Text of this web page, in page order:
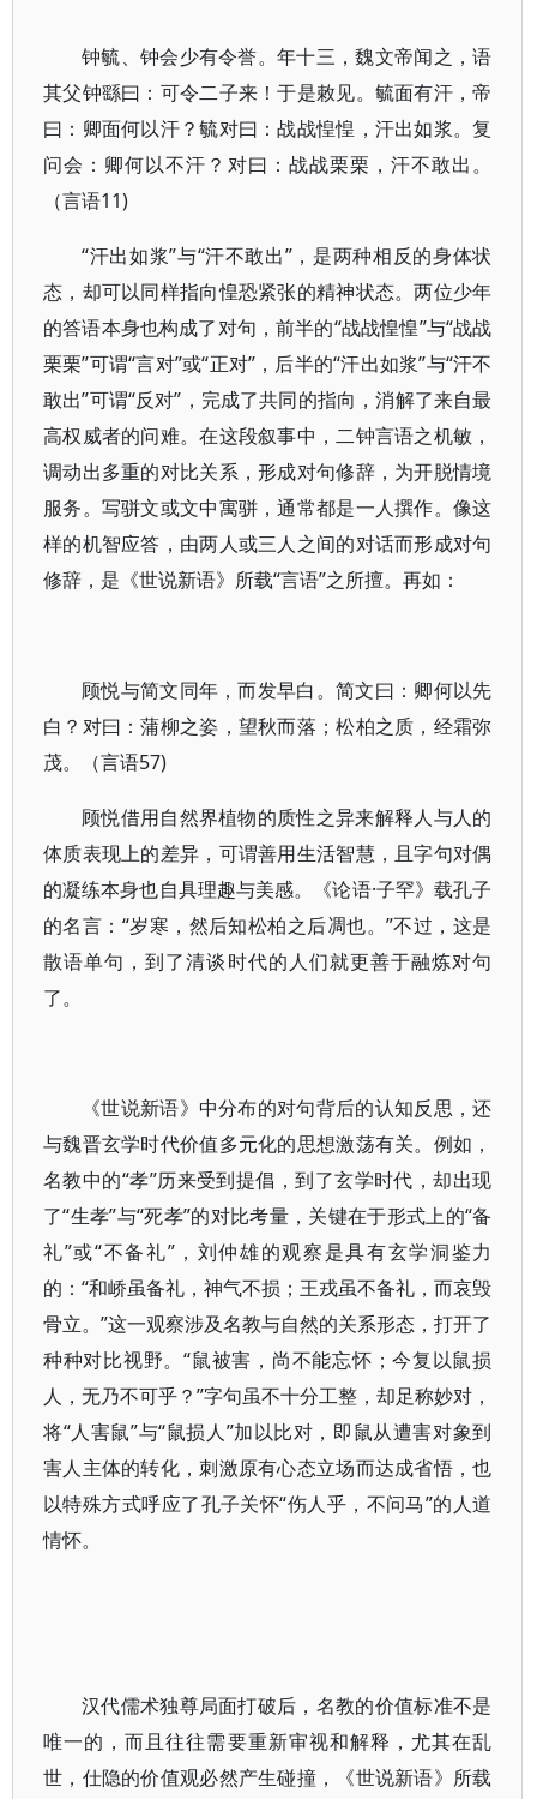
钟毓、钟会少有令誉。年十三，魏文帝闻之，语
其父钟繇曰：可令二子来！于是敕见。毓面有汗，帝
曰：卿面何以汗？毓对曰：战战惶惶，汗出如浆。复
问会：卿何以不汗？对曰：战战栗栗，汗不敢出。
（言语11)
“汗出如浆”与“汗不敢出”，是两种相反的身体状
态，却可以同样指向惶恐紧张的精神状态。两位少年
的答语本身也构成了对句，前半的“战战惶惶”与“战战
栗栗”可谓“言对”或“正对”，后半的“汗出如浆”与“汗不
敢出”可谓“反对”，完成了共同的指向，消解了来自最
高权威者的问难。在这段叙事中，二钟言语之机敏，
调动出多重的对比关系，形成对句修辞，为开脱情境
服务。写骈文或文中寓骈，通常都是一人撰作。像这
样的机智应答，由两人或三人之间的对话而形成对句
修辞，是《世说新语》所载“言语”之所擅。再如：
顾悦与简文同年，而发早白。简文曰：卿何以先
白？对曰：蒲柳之姿，望秋而落；松柏之质，经霜弥
茂。（言语57)
顾悦借用自然界植物的质性之异来解释人与人的
体质表现上的差异，可谓善用生活智慧，且字句对偶
的凝练本身也自具理趣与美感。《论语·子罕》载孔子
的名言：“岁寒，然后知松柏之后凋也。”不过，这是
散语单句，到了清谈时代的人们就更善于融炼对句
了。
《世说新语》中分布的对句背后的认知反思，还
与魏晋玄学时代价值多元化的思想激荡有关。例如，
名教中的“孝”历来受到提倡，到了玄学时代，却出现
了“生孝”与“死孝”的对比考量，关键在于形式上的“备
礼”或“不备礼”，刘仲雄的观察是具有玄学洞鉴力
的：“和峤虽备礼，神气不损；王戎虽不备礼，而哀毁
骨立。”这一观察涉及名教与自然的关系形态，打开了
种种对比视野。“鼠被害，尚不能忘怀；今复以鼠损
人，无乃不可乎？”字句虽不十分工整，却足称妙对，
将“人害鼠”与“鼠损人”加以比对，即鼠从遭害对象到
害人主体的转化，刺激原有心态立场而达成省悟，也
以特殊方式呼应了孔子关怀“伤人乎，不问马”的人道
情怀。
汉代儒术独尊局面打破后，名教的价值标准不是
唯一的，而且往往需要重新审视和解释，尤其在乱
世，仕隐的价值观必然产生碰撞，《世说新语》所载